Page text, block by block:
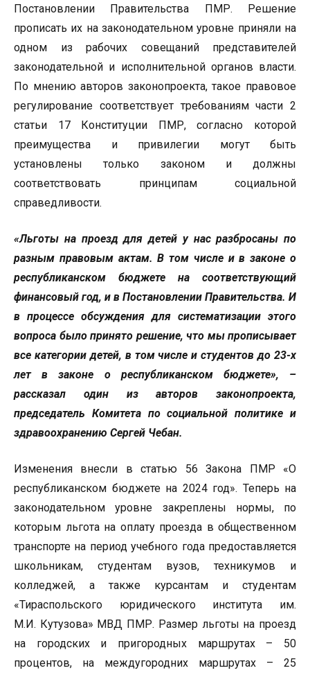
Постановлении Правительства ПМР. Решение
прописать их на законодательном уровне приняли на
одном из рабочих совещаний представителей
законодательной и исполнительной органов власти.
По мнению авторов законопроекта, такое правовое
регулирование соответствует требованиям части 2
статьи 17 Конституции ПМР, согласно которой
преимущества и привилегии могут быть
установлены только законом и должны
соответствовать принципам социальной
справедливости.
«Льготы на проезд для детей у нас разбросаны по
разным правовым актам. В том числе и в законе о
республиканском бюджете на соответствующий
финансовый год, и в Постановлении Правительства. И
в процессе обсуждения для систематизации этого
вопроса было принято решение, что мы прописывает
все категории детей, в том числе и студентов до 23-х
лет в законе о республиканском бюджете», –
рассказал один из авторов законопроекта,
председатель Комитета по социальной политике и
здравоохранению Сергей Чебан.
Изменения внесли в статью 56 Закона ПМР «О
республиканском бюджете на 2024 год». Теперь на
законодательном уровне закреплены нормы, по
которым льгота на оплату проезда в общественном
транспорте на период учебного года предоставляется
школьникам, студентам вузов, техникумов и
колледжей, а также курсантам и студентам
«Тираспольского юридического института им.
М.И. Кутузова» МВД ПМР. Размер льготы на проезд
на городских и пригородных маршрутах – 50
процентов, на междугородних маршрутах – 25